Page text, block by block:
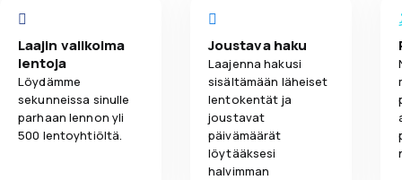
Laajin valikoima
lentoja
Löydämme
sekunneissa sinulle
parhaan lennon yli
500 lentoyhtiöltä.
Joustava haku
Laajenna hakusi
sisältämään läheiset
lentokentät ja
joustavat
päivämäärät
löytääksesi
halvimman